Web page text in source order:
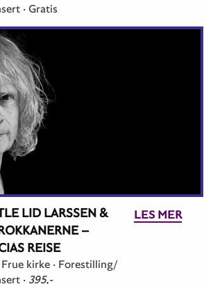
· Gratis
LID LARSSEN &
–
REISE
kirke · Forestilling/
· 395,-
LES MER